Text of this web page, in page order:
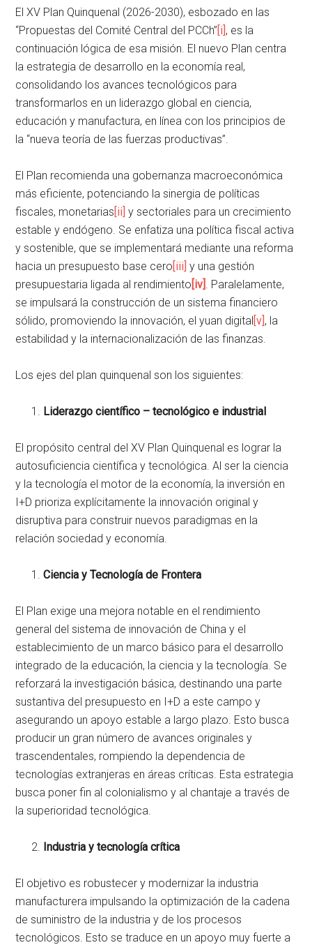
El XV Plan Quinquenal (2026-2030), esbozado en las
“Propuestas del Comité Central del PCCh”[i], es la
continuación lógica de esa misión. El nuevo Plan centra
la estrategia de desarrollo en la economía real,
consolidando los avances tecnológicos para
transformarlos en un liderazgo global en ciencia,
educación y manufactura, en línea con los principios de
la “nueva teoría de las fuerzas productivas”.
El Plan recomienda una gobernanza macroeconómica
más eficiente, potenciando la sinergia de políticas
fiscales, monetarias[ii] y sectoriales para un crecimiento
estable y endógeno. Se enfatiza una política fiscal activa
y sostenible, que se implementará mediante una reforma
hacia un presupuesto base cero[iii] y una gestión
presupuestaria ligada al rendimiento [iv]. Paralelamente,
se impulsará la construcción de un sistema financiero
sólido, promoviendo la innovación, el yuan digital[v], la
estabilidad y la internacionalización de las finanzas.
Los ejes del plan quinquenal son los siguientes:
Liderazgo científico – tecnológico e industrial
El propósito central del XV Plan Quinquenal es lograr la
autosuficiencia científica y tecnológica. Al ser la ciencia
y la tecnología el motor de la economía, la inversión en
I+D prioriza explícitamente la innovación original y
disruptiva para construir nuevos paradigmas en la
relación sociedad y economía.
Ciencia y Tecnología de Frontera
El Plan exige una mejora notable en el rendimiento
general del sistema de innovación de China y el
establecimiento de un marco básico para el desarrollo
integrado de la educación, la ciencia y la tecnología. Se
reforzará la investigación básica, destinando una parte
sustantiva del presupuesto en I+D a este campo y
asegurando un apoyo estable a largo plazo. Esto busca
producir un gran número de avances originales y
trascendentales, rompiendo la dependencia de
tecnologías extranjeras en áreas críticas. Esta estrategia
busca poner fin al colonialismo y al chantaje a través de
la superioridad tecnológica.
Industria y tecnología crítica
El objetivo es robustecer y modernizar la industria
manufacturera impulsando la optimización de la cadena
de suministro de la industria y de los procesos
tecnológicos. Esto se traduce en un apoyo muy fuerte a